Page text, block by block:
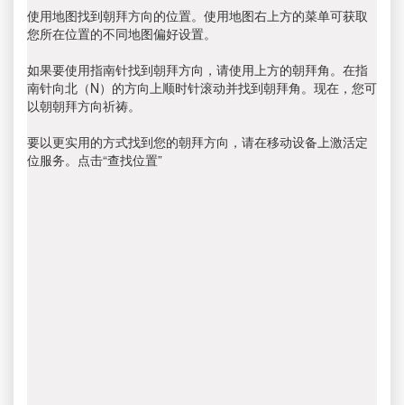
使用地图找到朝拜方向的位置。使用地图右上方的菜单可获取
您所在位置的不同地图偏好设置。
如果要使用指南针找到朝拜方向，请使用上方的朝拜角。在指
南针向北（N）的方向上顺时针滚动并找到朝拜角。现在，您可
以朝朝拜方向祈祷。
要以更实用的方式找到您的朝拜方向，请在移动设备上激活定
位服务。点击“查找位置”